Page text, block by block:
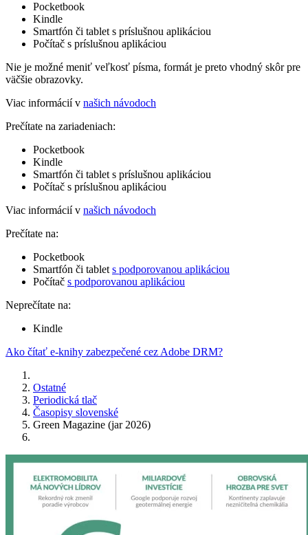
Pocketbook
Kindle
Smartfón či tablet s príslušnou aplikáciou
Počítač s príslušnou aplikáciou
Nie je možné meniť veľkosť písma, formát je preto vhodný skôr pre
väčšie obrazovky.
Viac informácií v našich návodoch
Prečítate na zariadeniach:
Pocketbook
Kindle
Smartfón či tablet s príslušnou aplikáciou
Počítač s príslušnou aplikáciou
Viac informácií v našich návodoch
Prečítate na:
Pocketbook
Smartfón či tablet s podporovanou aplikáciou
Počítač s podporovanou aplikáciou
Neprečítate na:
Kindle
Ako čítať e-knihy zabezpečené cez Adobe DRM?
Ostatné
Periodická tlač
Časopisy slovenské
Green Magazine (jar 2026)